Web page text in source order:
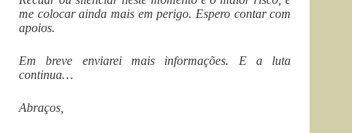
me colocar ainda mais em perigo. Espero contar com
apoios.
Em breve enviarei mais informações. E a luta
continua…
Abraços,